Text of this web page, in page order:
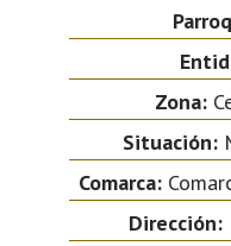
Zona:
Situación:
Comarca:
Dirección: